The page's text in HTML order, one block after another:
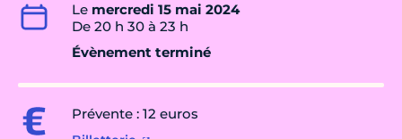
Le mercredi 15 mai 2024
De 20 h 30 à 23 h
Évènement terminé
Prévente : 12 euros